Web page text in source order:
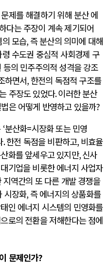
제를 해결하기 위해 분산 에
다는 주장이 계속 제기되어
모습,즉 분산의 의미에 대해
령 수도권 중심적 사회경제 구
의 민주주의적 성격을 강조
하면서, 한전의 독점적 구조를
주장도 있었다.이러한 분산
은 어떻게 반영하고 있을까?
‘분산화=시장화 또는 민영
.한전 독점을 비판하고, 비효율
화를 앞세우고 있지만,신사
대기업을 비롯한 에너지 사업자
역간의 또 다른 개발 경쟁을
시장화,즉 에너지의 상품화를
인 에너지 시스템의 민영화를
로의 전환을 저해한다는 점에
문제인가?